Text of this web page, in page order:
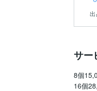
サー
8個
16個